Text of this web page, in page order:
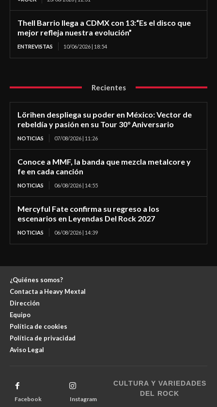
Thell Barrio llega a CDMX con 13:“Es el disco que
mejor refleja nuestra evolución”
ENTREVISTAS 10/06/2026 | 18:54
Recientes
Lörihen despliega su poder en México: Vector de
rebeldía y pasión en su Tour 30° Aniversario
NOTICIAS 07/08/2026 | 11:26
Conoce a MMF, la banda que mezcla metalcore y
fe en cada canción
NOTICIAS 06/08/2026 | 14:55
Mercyful Fate confirma su regreso a los
escenarios en Leyendas Del Rock 2027
NOTICIAS 06/08/2026 | 14:39
¿Quiénes somos?
Contacta a Heavy Mextal
Dirección
Equipo
Política de cookies
Política de privacidad
Aviso Legal
Facebook Instagram
CULTURA Y VARIEDADES
DEL ROCK